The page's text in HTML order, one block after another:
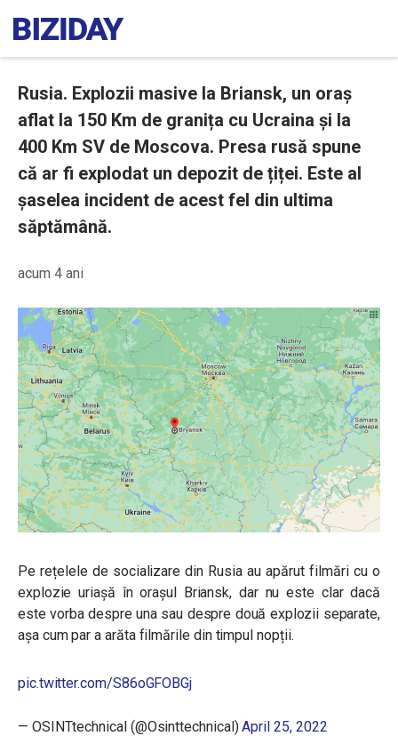
Rusia. Explozii masive la Briansk, un oraș
aflat la 150 Km de granița cu Ucraina și la
400 Km SV de Moscova. Presa rusă spune
că ar fi explodat un depozit de țiței. Este al
șaselea incident de acest fel din ultima
săptămână.
acum 4 ani
Pe rețelele de socializare din Rusia au apărut filmări cu o
explozie uriașă în orașul Briansk, dar nu este clar dacă
este vorba despre una sau despre două explozii separate,
așa cum par a arăta filmările din timpul nopții.
pic.twitter.com/S86oGFOBGj
— OSINTtechnical (@Osinttechnical)April 25, 2022